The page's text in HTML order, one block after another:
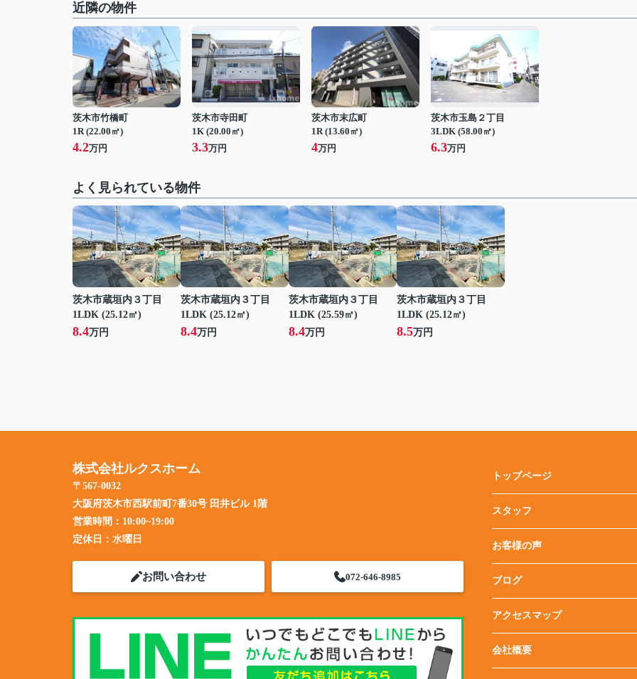
近隣の物件
茨木市竹橋町
1R (22.00㎡)
4.2万円
茨木市寺田町
1K (20.00㎡)
3.3万円
茨木市末広町
1R (13.60㎡)
4万円
茨木市玉島２丁目
3LDK (58.00㎡)
6.3万円
よく見られている物件
茨木市蔵垣内３丁目
1LDK (25.12㎡)
8.4万円
茨木市蔵垣内３丁目
1LDK (25.12㎡)
8.4万円
茨木市蔵垣内３丁目
1LDK (25.59㎡)
8.4万円
茨木市蔵垣内３丁目
1LDK (25.12㎡)
8.5万円
株式会社ルクスホーム
〒567-0032
大阪府茨木市西駅前町7番30号 田井ビル 1階
営業時間： 10:00~19:00
定休日： 水曜日
お問い合わせ 072-646-8985
トップページ
スタッフ
お客様の声
ブログ
アクセスマップ
会社概要